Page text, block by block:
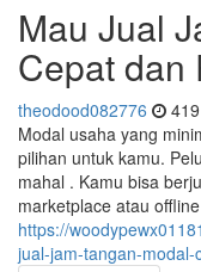
Mau Jual
Cepat dan
theodood082776
Modal usaha yang
pilihan untuk kamu.
mahal . Kamu bisa
marketplace atau
https://
jual-jam-tangan-